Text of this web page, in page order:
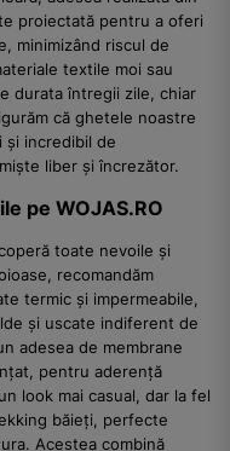
proiectată pentru a oferi
minimizând riscul de
textile moi sau
durata întregii zile, chiar
că ghetele noastre
și incredibil de
liber și încrezător.
pe WOJAS.RO
toate nevoile și
recomandăm
termic și impermeabile,
și uscate indiferent de
adesea de membrane
pentru aderență
look mai casual, dar la fel
băieți, perfecte
Acestea combină